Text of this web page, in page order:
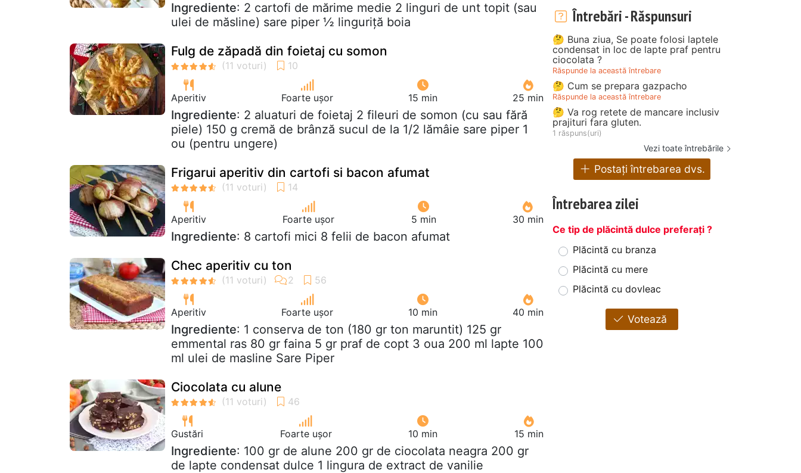
Ingrediente: 2 cartofi de mărime medie 2 linguri de unt topit (sau
ulei de măsline) sare piper ½ linguriță boia
Fulg de zăpadă din foietaj cu somon
Aperitiv Foarte ușor 15 min 25 min
Ingrediente: 2 aluaturi de foietaj 2 fileuri de somon (cu sau fără
piele) 150 g cremă de brânză sucul de la 1/2 lămâie sare piper 1
ou (pentru ungere)
Frigarui aperitiv din cartofi si bacon afumat
Aperitiv Foarte ușor 5 min 30 min
Ingrediente: 8 cartofi mici 8 felii de bacon afumat
Chec aperitiv cu ton
Aperitiv Foarte ușor 10 min 40 min
Ingrediente: 1 conserva de ton (180 gr ton maruntit) 125 gr
emmental ras 80 gr faina 5 gr praf de copt 3 oua 200 ml lapte 100
ml ulei de masline Sare Piper
Ciocolata cu alune
Gustări Foarte ușor 10 min 15 min
Ingrediente: 100 gr de alune 200 gr de ciocolata neagra 200 gr
de lapte condensat dulce 1 lingura de extract de vanilie
Întrebări - Răspunsuri
🤔 Buna ziua, Se poate folosi laptele
condensat in loc de lapte praf pentru
ciocolata ?
Răspunde la această întrebare
🤔 Cum se prepara gazpacho
Răspunde la această întrebare
🤔 Va rog retete de mancare inclusiv
prajituri fara gluten.
1 răspuns(uri)
Vezi toate întrebările
Postați întrebarea dvs.
Întrebarea zilei
Ce tip de plăcintă dulce preferați ?
Plăcintă cu branza
Plăcintă cu mere
Plăcintă cu dovleac
Votează